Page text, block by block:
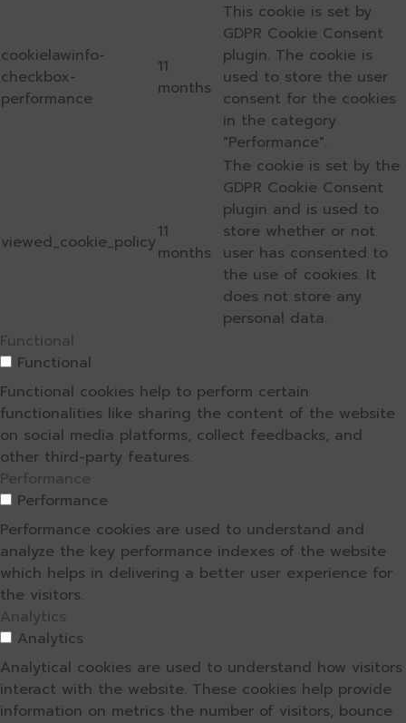
cookielawinfo-
checkbox-
performance
11
months
This cookie is set by
GDPR Cookie Consent
plugin. The cookie is
used to store the user
consent for the cookies
in the category
"Performance".
viewed_cookie_policy11
months
The cookie is set by the
GDPR Cookie Consent
plugin and is used to
store whether or not
user has consented to
the use of cookies. It
does not store any
personal data.
Functional
Functional
Functional cookies help to perform certain
functionalities like sharing the content of the website
on social media platforms, collect feedbacks, and
other third-party features.
Performance
Performance
Performance cookies are used to understand and
analyze the key performance indexes of the website
which helps in delivering a better user experience for
the visitors.
Analytics
Analytics
Analytical cookies are used to understand how visitors
interact with the website. These cookies help provide
information on metrics the number of visitors, bounce